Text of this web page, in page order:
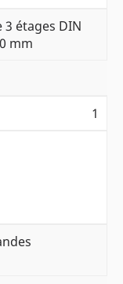
étages DIN
mm
1